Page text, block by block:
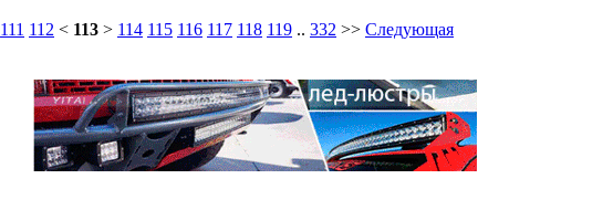
111 112 < 113 > 114 115 116 117 118 119 .. 332 >> Следующая